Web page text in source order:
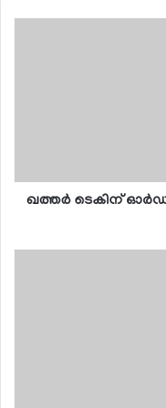
ഖത്തര്‍ ടെകിന്